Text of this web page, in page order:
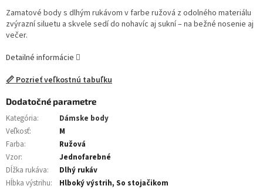
Zamatové body s dlhým rukávom v farbe ružová z odolného materiálu
zvýrazní siluetu a skvele sedí do nohavíc aj sukní – na bežné nosenie aj
večer.
Detailné informácie
📏 Pozrieť veľkostnú tabuľku
Dodatočné parametre
Kategória:
Dámske body
Veľkosť:
M
Farba:
Ružová
Vzor:
Jednofarebné
Dĺžka rukáva:
Dlhý rukáv
Hĺbka výstrihu:
Hlboký výstrih, So stojačikom